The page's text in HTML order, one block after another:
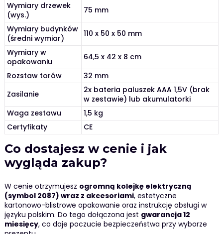
Wymiary drzewek
(wys.)
75 mm
Wymiary budynków
(średni wymiar)
110 x 50 x 50 mm
Wymiary w
opakowaniu
64,5 x 42 x 8 cm
Rozstaw torów
32 mm
Zasilanie
2x bateria paluszek AAA 1,5V (brak
w zestawie) lub akumulatorki
Waga zestawu
1,5 kg
Certyfikaty
CE
Co dostajesz w cenie i jak
wygląda zakup?
W cenie otrzymujesz ogromną kolejkę elektryczną
(symbol 2087) wraz z akcesoriami, estetyczne
kartonowo-blistrowe opakowanie oraz instrukcję obsługi w
języku polskim. Do tego dołączona jest gwarancja 12
miesięcy, co daje poczucie bezpieczeństwa przy wyborze